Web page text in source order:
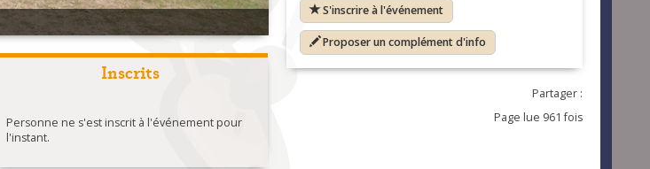
Inscrits
Personne ne s'est inscrit à l'événement pour
l'instant.
S'inscrire à l'événement
Proposer un complément d'info
Partager :
Page lue 961 fois